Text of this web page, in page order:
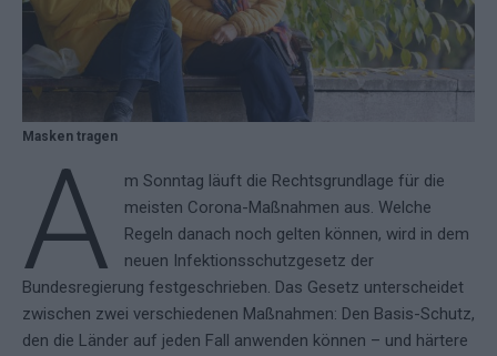
Masken tragen
A
m Sonntag läuft die Rechtsgrundlage für die
meisten Corona-Maßnahmen aus. Welche
Regeln danach noch gelten können, wird in dem
neuen Infektionsschutzgesetz der
Bundesregierung festgeschrieben. Das Gesetz unterscheidet
zwischen zwei verschiedenen Maßnahmen: Den Basis-Schutz,
den die Länder auf jeden Fall anwenden können – und härtere